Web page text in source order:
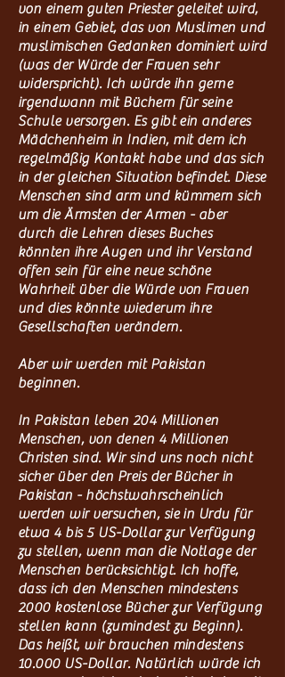
von einem guten Priester geleitet wird,
in einem Gebiet, das von Muslimen und
muslimischen Gedanken dominiert wird
(was der Würde der Frauen sehr
widerspricht). Ich würde ihn gerne
irgendwann mit Büchern für seine
Schule versorgen. Es gibt ein anderes
Mädchenheim in Indien, mit dem ich
regelmäßig Kontakt habe und das sich
in der gleichen Situation befindet. Diese
Menschen sind arm und kümmern sich
um die Ärmsten der Armen - aber
durch die Lehren dieses Buches
könnten ihre Augen und ihr Verstand
offen sein für eine neue schöne
Wahrheit über die Würde von Frauen
und dies könnte wiederum ihre
Gesellschaften verändern.
Aber wir werden mit Pakistan
beginnen.
In Pakistan leben 204 Millionen
Menschen, von denen 4 Millionen
Christen sind. Wir sind uns noch nicht
sicher über den Preis der Bücher in
Pakistan - höchstwahrscheinlich
werden wir versuchen, sie in Urdu für
etwa 4 bis 5 US-Dollar zur Verfügung
zu stellen, wenn man die Notlage der
Menschen berücksichtigt. Ich hoffe,
dass ich den Menschen mindestens
2000 kostenlose Bücher zur Verfügung
stellen kann (zumindest zu Beginn).
Das heißt, wir brauchen mindestens
10.000 US-Dollar. Natürlich würde ich